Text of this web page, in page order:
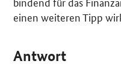
einen weiteren Tipp
Antwort